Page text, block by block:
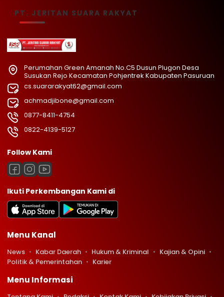
PT. JERITAN SUARA RAKYAT
Perumahan Green Amanah No.C5 Dusun Plugon Desa
Susukan Rejo Kecamatan Pohjentrek Kabupaten Pasuruan
cs.suararakyat62@gmail.com
achmadjibone@gmail.com
0877-8411-4754
0822-4139-5127
Follow Kami
Ikuti Perkembangan Kami di
Menu Kanal
News Kabar Daerah Hukum & Kriminal
Kajian & Opini
Politik & Pemerintahan
Karier
Menu Informasi